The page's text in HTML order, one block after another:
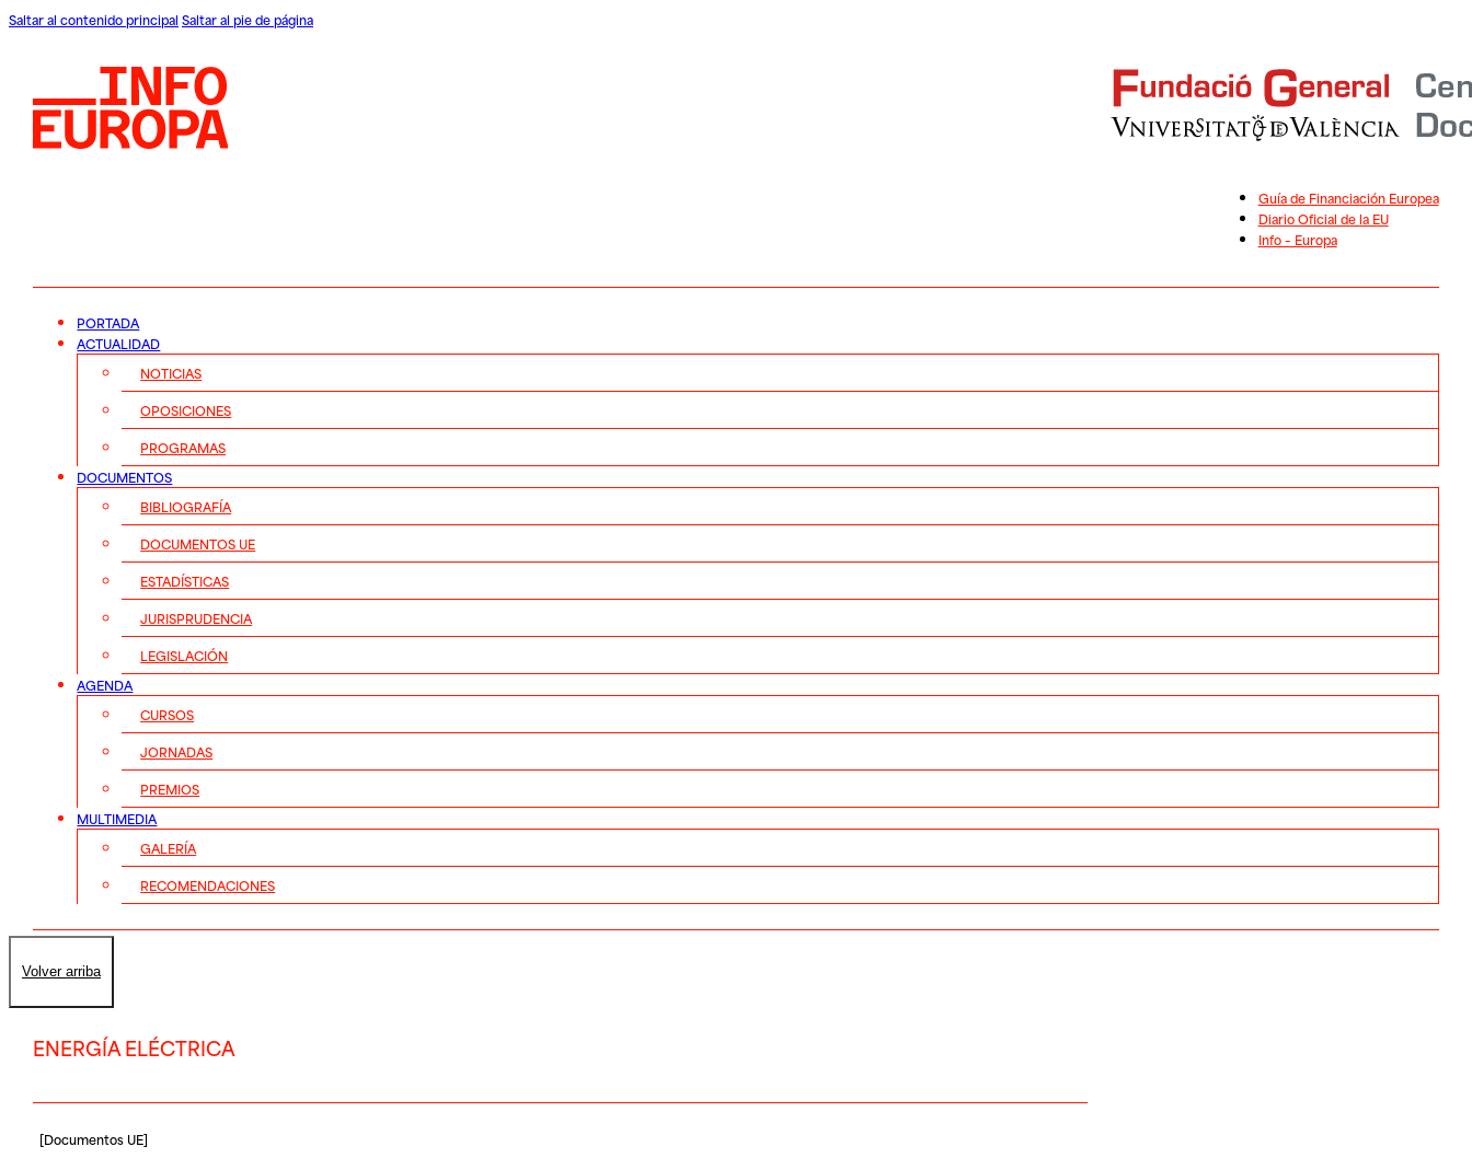
Saltar al contenido principal Saltar al pie de página
Guía de Financiación Europea
Diario Oficial de la EU
Info – Europa
PORTADA
ACTUALIDAD
NOTICIAS
OPOSICIONES
PROGRAMAS
DOCUMENTOS
BIBLIOGRAFÍA
DOCUMENTOS UE
ESTADÍSTICAS
JURISPRUDENCIA
LEGISLACIÓN
AGENDA
CURSOS
JORNADAS
PREMIOS
MULTIMEDIA
GALERÍA
RECOMENDACIONES
Volver arriba
ENERGÍA ELÉCTRICA
[Documentos UE]